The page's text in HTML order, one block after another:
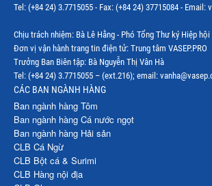
Tel: (+84 24) 3.7715055 - Fax: (+84 24) 37715084 - Email:
Chịu trách nhiệm: Bà Lê Hằng - Phó Tổng Thư ký Hiệp hội
Đơn vị vận hành trang tin điện tử: Trung tâm VASEP.PRO
Trưởng Ban Biên tập: Bà Nguyễn Thị Vân Hà
Tel: (+84 24) 3.7715055 – (ext.216); email:
CÁC BAN NGÀNH HÀNG
Ban ngành hàng Tôm
Ban ngành hàng Cá nước ngọt
Ban ngành hàng Hải sản
CLB Cá Ngừ
CLB Bột cá & Surimi
CLB Hàng nội địa